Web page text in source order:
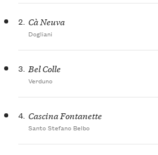
2. Cà Neuva
Dogliani
3. Bel Colle
Verduno
4. Cascina Fontanette
Santo Stefano Belbo